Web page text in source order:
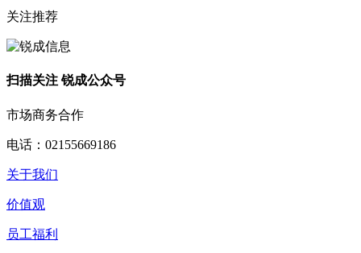
关注推荐
扫描关注 锐成公众号
市场商务合作
电话：02155669186
关于我们
价值观
员工福利